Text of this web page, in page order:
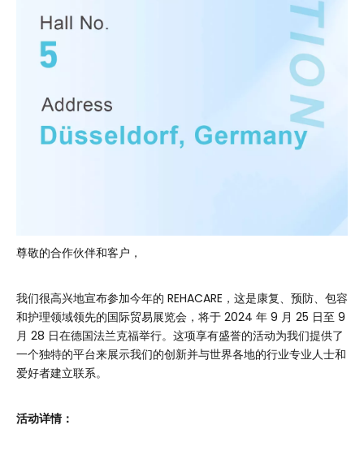
尊敬的合作伙伴和客户，
我们很高兴地宣布参加今年的 REHACARE，这是康复、预防、包容
和护理领域领先的国际贸易展览会，将于 2024 年 9 月 25 日至 9
月 28 日在德国法兰克福举行。这项享有盛誉的活动为我们提供了
一个独特的平台来展示我们的创新并与世界各地的行业专业人士和
爱好者建立联系。
活动详情：